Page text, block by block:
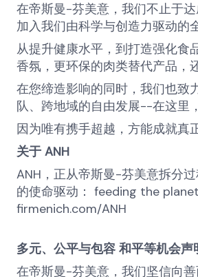
在帝斯曼-芬美意，我们不止于
加入我们由科学与创造力驱动的
从提升健康水平，到打造强化食
香氛，更环保的肉类替代产品，
在您缔造影响的同时，我们也致
队、跨地域的自由发展--在这里
因为唯有携手超越，方能成就真
关于 ANH
ANH ，正从帝斯曼-芬美意拆分
的使命驱动： feeding the
firmenich.com/ANH
多元、公平与包容 和平等机会声
在帝斯曼-芬美意，我们坚信向